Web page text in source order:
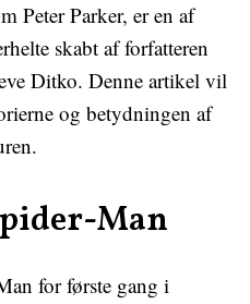
Peter Parker, er en af
skabt af forfatteren
Ditko. Denne artikel vil
og betydningen af
Man
for første gang i